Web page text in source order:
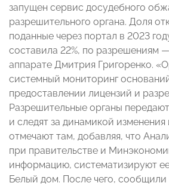
запущен сервис досудебного
разрешительного органа. Доля
поданные через портал в 2023
составила 22%, по разрешениям
аппарате Дмитрия Григоренко.
системный мониторинг
предоставлении лицензий и
Разрешительные органы
и следят за динамикой
отмечают там, добавляя, что
при правительстве и
информацию, систематизируют
Белый дом. После чего, сообщили